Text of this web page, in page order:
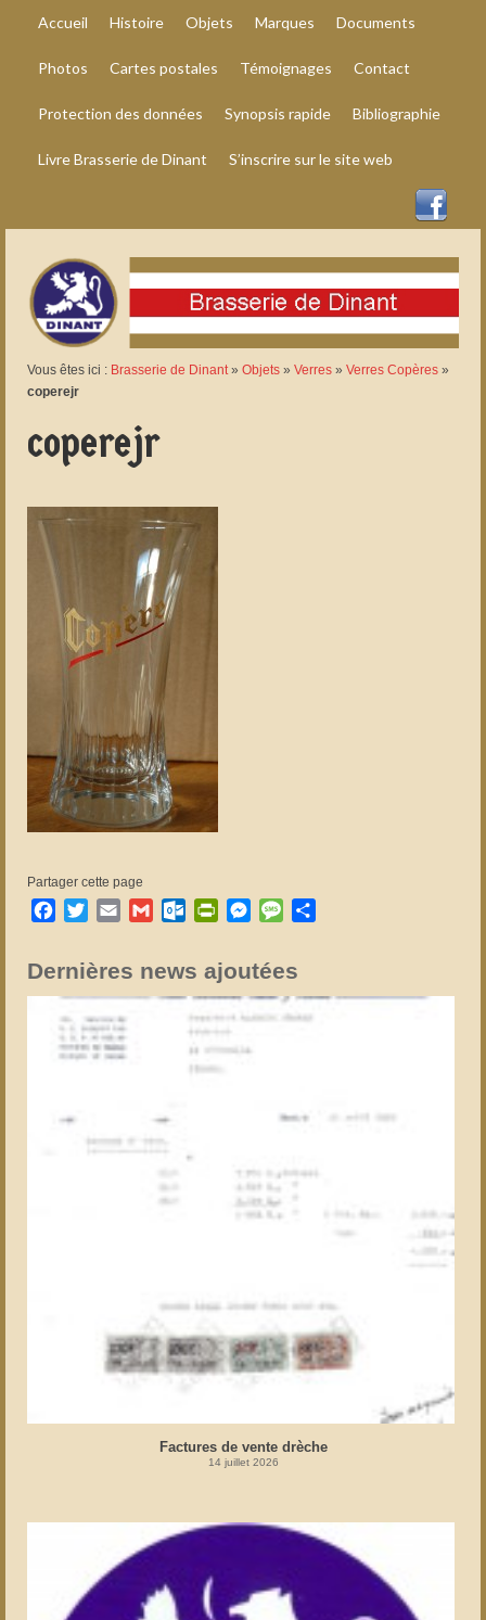
Accueil Histoire Objets Marques Documents
Photos Cartes postales Témoignages Contact
Protection des données Synopsis rapide Bibliographie
Livre Brasserie de Dinant S’inscrire sur le site web
Vous êtes ici : Brasserie de Dinant» Objets » Verres » Verres Copères »
coperejr
coperejr
Partager cette page
Facebook
TwitterEmail GmailOutlook.com
PrintFriendly
Messenger
Message
Dernières news ajoutées
Factures de vente drèche
14 juillet 2026